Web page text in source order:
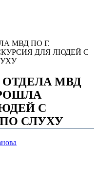
МВД ПО Г.
ДЛЯ ЛЮДЕЙ С
МВД
С
СЛУХУ